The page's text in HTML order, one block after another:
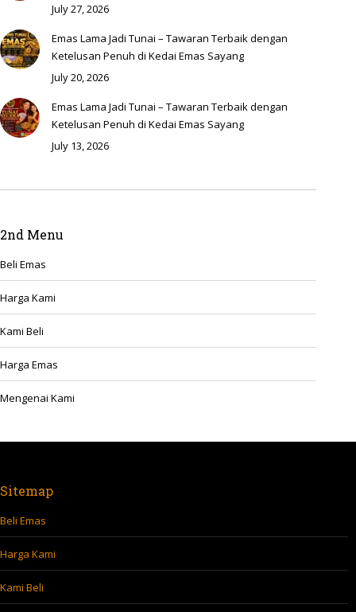
July 27, 2026
Emas Lama Jadi Tunai – Tawaran Terbaik dengan
Ketelusan Penuh di Kedai Emas Sayang
July 20, 2026
Emas Lama Jadi Tunai – Tawaran Terbaik dengan
Ketelusan Penuh di Kedai Emas Sayang
July 13, 2026
2nd Menu
Beli Emas
Harga Kami
Kami Beli
Harga Emas
Mengenai Kami
Sitemap
Beli Emas
Harga Kami
Kami Beli